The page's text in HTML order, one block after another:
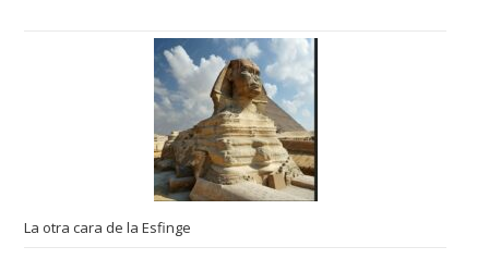
La otra cara de la Esfinge